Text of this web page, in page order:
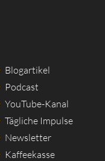
Blogartikel
Podcast
YouTube-Kanal
Tägliche Impulse
Newsletter
Kaffeekasse